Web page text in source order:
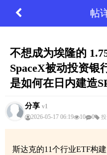
帖
不想成为埃隆的
SpaceX被动投资银
是如何在日内建造
分享 v1
2026-05-17 06:19
10 0
斯达克的11个行业ETF构